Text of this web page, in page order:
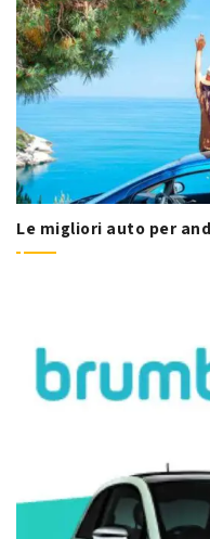
Le migliori auto per